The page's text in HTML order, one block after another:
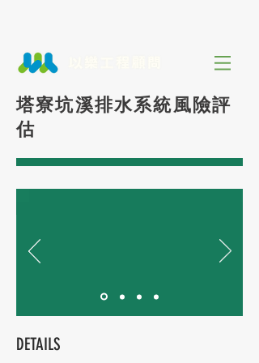
塔寮坑溪排水系統風險評
估
DETAILS